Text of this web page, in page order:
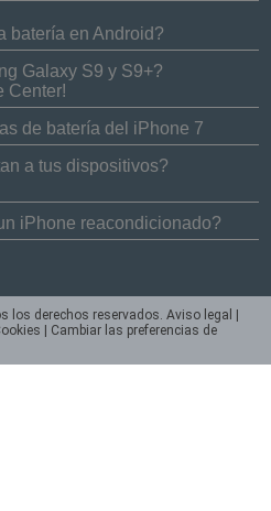
batería en Android?
Galaxy S9 y S9+?
Center!
de batería del iPhone 7
a tus dispositivos?
iPhone reacondicionado?
los derechos reservados. Aviso legal
Cambiar las preferencias de